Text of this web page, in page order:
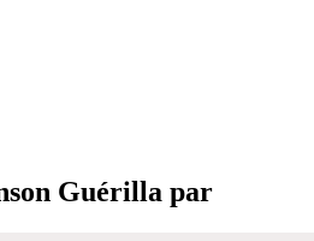
Guérilla par